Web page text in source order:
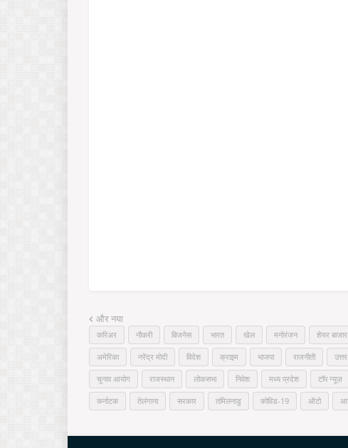
और नया
करिअर नौकरी बिजनेस भारत खेल मनोरंजन शेयर बाजार
अमेरिका नरेंद्र मोदी विदेश क्राइम भाजपा राजनीती
चुनाव आयोग राजस्थान लोकसभा निवेश मध्य प्रदेश टॉप न्यूज़
कर्नाटक तेलंगाना सरकार तमिलनाडु कोविड-19 ऑटो